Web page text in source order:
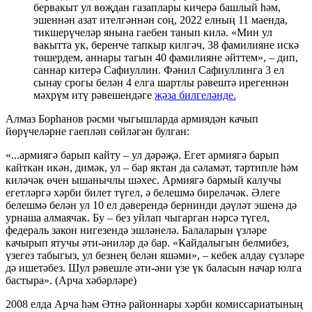
бервакыт ул вөҗдан газаплары кичерә башлый һәм,
эшеннән азат ителгәннән соң, 2022 елның 11 маенда,
тикшерүчеләр янына гаебен танып килә. «Мин ул
вакытта ук, беренче тапкыр килгәч, 38 фамилияне искә
төшердем, аннары тагын 40 фамилияне әйттем», – дип,
саннар китерә Сафиуллин. Фәнил Сафиуллинга 3 ел
сынау срогы белән 4 елга шартлы рәвештә ирегеннән
мәхрүм итү рәвешендәге җәза билгеләнде.
Алмаз Борһанов рәсми чыгышларда армиядән качып
йөрүчеләрне гаепләп сөйләгән булган:
«...армиягә барып кайту – ул дәрәҗә. Егет армиягә барып
кайткан икән, димәк, ул – бар яктан да сәламәт, тәртипле һәм
киләчәк өчен ышанычлы шәхес. Армиягә бармый калучы
егетләргә хәрби билет түгел, ә белешмә биреләчәк. Әлеге
белешмә белән ул 10 ел дәверендә бернинди дәүләт эшенә дә
урнаша алмаячак. Бу – без уйлап чыгарган нәрсә түгел,
федераль закон нигезендә эшләнелә. Балаларын үзләре
качырып ятучы әти-әниләр дә бар. «Кайдалыгын белмибез,
үзегез табыгыз, ул безнең белән яшәми», – кебек алдау сүзләре
дә ишетәбез. Шул рәвешле әти-әни үзе үк баласын начар юлга
бастыра». (Арча хәбәрләре)
2008 елда Арча һәм Әтнә районнары хәрби комиссариатының